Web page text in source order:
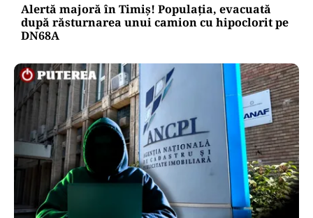
Alertă majoră în Timiș! Populația, evacuată
după răsturnarea unui camion cu hipoclorit pe
DN68A